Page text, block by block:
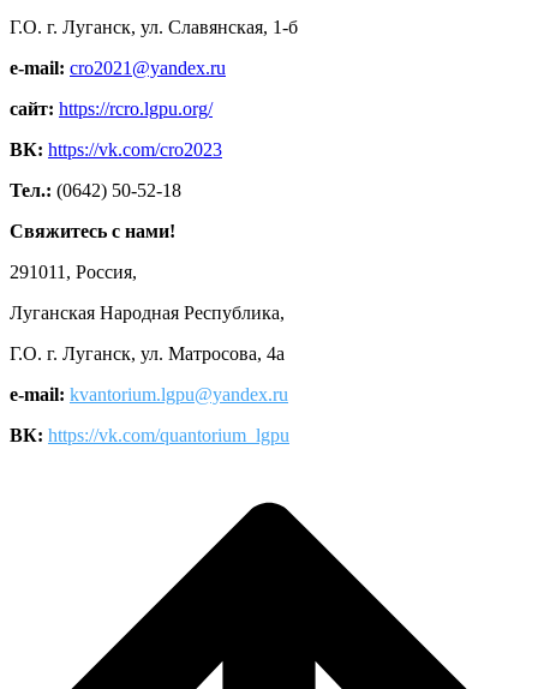
Г.О. г. Луганск, ул. Славянская, 1-б
e-mail: cro2021@yandex.ru
сайт: https://rcro.lgpu.org/
ВК: https://vk.com/cro2023
Тел.: (0642) 50-52-18
Свяжитесь с нами!
291011, Россия,
Луганская Народная Республика,
Г.О. г. Луганск, ул. Матросова, 4а
e-mail: kvantorium.lgpu@yandex.ru
ВК: https://vk.com/quantorium_lgpu